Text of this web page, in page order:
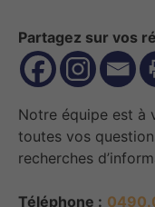
Partagez sur vos
Notre équipe est à
toutes vos
recherches
Téléphone :